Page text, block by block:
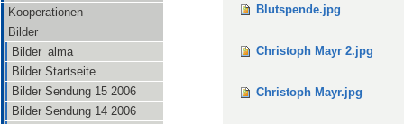
Kooperationen
Bilder
Bilder_alma
Bilder Startseite
Bilder Sendung 15 2006
Bilder Sendung 14 2006
Blutspende.jpg
Christoph Mayr 2.jpg
Christoph Mayr.jpg